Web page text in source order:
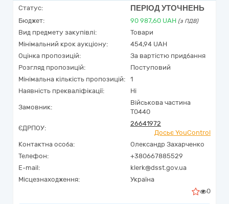
Статус: ПЕРІОД УТОЧНЕНЬ
Бюджет: 90 987,60 UAH (з ПДВ)
Вид предмету закупівлі:
Товари
Мінімальний крок аукціону:
454,94 UAH
Оцінка пропозицій:
За вартістю придбання
Розгляд пропозицій:
Поступовий
Мінімальна кількість пропозицій:
1
Наявність прекваліфікації:
Ні
Замовник:
Військова частина
Т0440
ЄДРПОУ:
26641972
Досьє YouControl
Контактна особа:
Олександр Захарченко
Телефон:
+380667885529
E-mail:
klerk@dsst.gov.ua
Місцезнаходження:
Україна
0